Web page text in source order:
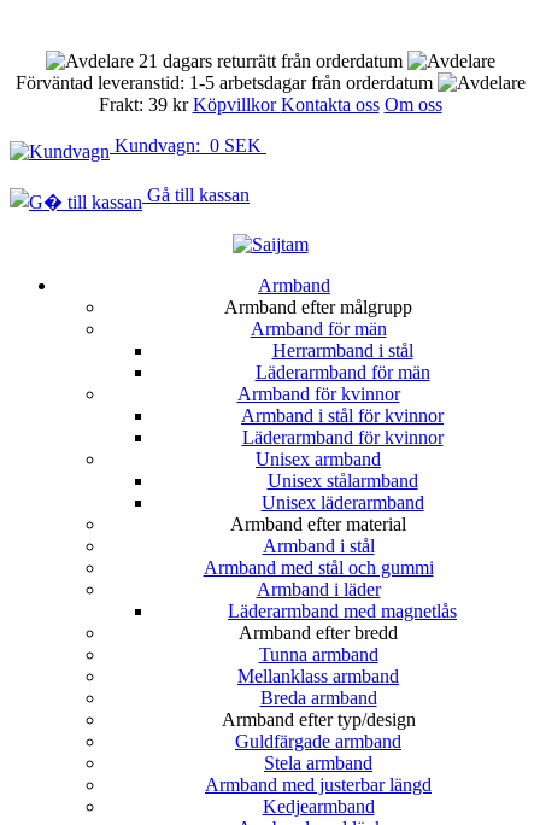
21 dagars returrätt från orderdatum
Förväntad leveranstid: 1-5 arbetsdagar från orderdatum
Frakt: 39 krKöpvillkorKontakta oss Om oss
Kundvagn: 0 SEK
Gå till kassan
Armband
Armband efter målgrupp
Armband för män
Herrarmband i stål
Läderarmband för män
Armband för kvinnor
Armband i stål för kvinnor
Läderarmband för kvinnor
Unisex armband
Unisex stålarmband
Unisex läderarmband
Armband efter material
Armband i stål
Armband med stål och gummi
Armband i läder
Läderarmband med magnetlås
Armband efter bredd
Tunna armband
Mellanklass armband
Breda armband
Armband efter typ/design
Guldfärgade armband
Stela armband
Armband med justerbar längd
Kedjearmband